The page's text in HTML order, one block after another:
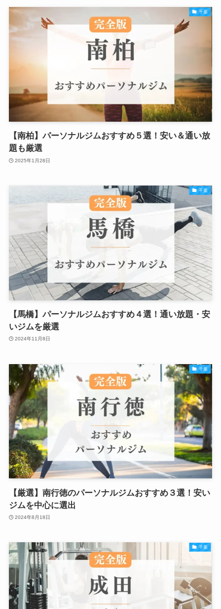
千葉
【南柏】パーソナルジムおすすめ５選！安い＆通い放
題も厳選
2025年1月28日
千葉
【馬橋】パーソナルジムおすすめ４選！通い放題・安
いジムを厳選
2024年11月8日
千葉
【厳選】南行徳のパーソナルジムおすすめ３選！安い
ジムを中心に選出
2024年8月18日
千葉